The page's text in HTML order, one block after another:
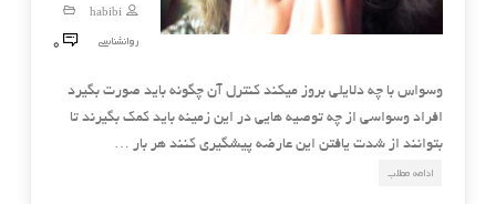
habibi
روانشناسی
0
وسواس با چه دلایلی بروز میکند کنترل آن چگونه باید صورت بگیرد
افراد وسواسی از چه توصیه هایی در این زمینه باید کمک بگیرند تا
بتوانند از شدت یافتن این عارضه پیشگیری کنند هر بار …
ادامه مطلب